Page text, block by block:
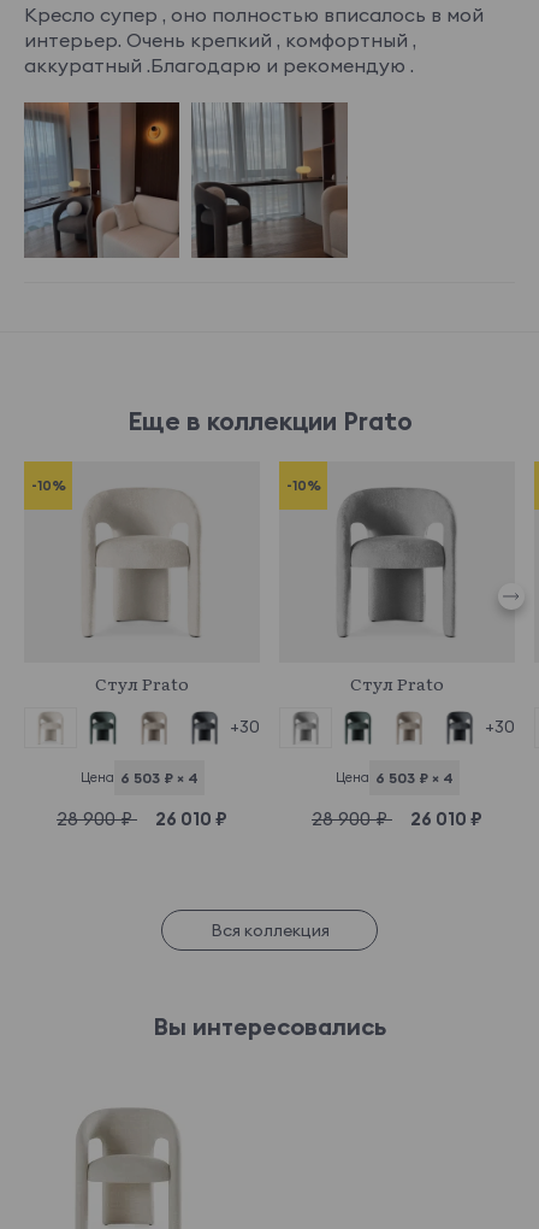
Кресло супер , оно полностью вписалось в мой
интерьер. Очень крепкий , комфортный ,
аккуратный .Благодарю и рекомендую .
Еще в коллекции Prato
-10%
Стул Prato
+30
Цена 6 503 ₽ × 4
28 900 ₽ 26 010 ₽
-10%
Стул Prato
+30
Цена 6 503 ₽ × 4
28 900 ₽ 26 010 ₽
Вся коллекция
Вы интересовались